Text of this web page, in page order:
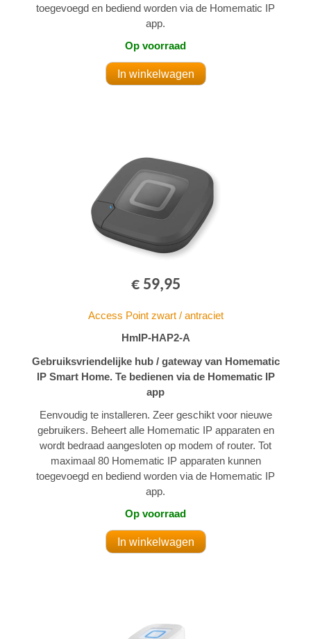
toegevoegd en bediend worden via de Homematic IP
app.
Op voorraad
€ 59,95
Access Point zwart / antraciet
HmIP-HAP2-A
Gebruiksvriendelijke hub / gateway van Homematic
IP Smart Home. Te bedienen via de Homematic IP
app
Eenvoudig te installeren. Zeer geschikt voor nieuwe
gebruikers. Beheert alle Homematic IP apparaten en
wordt bedraad aangesloten op modem of router. Tot
maximaal 80 Homematic IP apparaten kunnen
toegevoegd en bediend worden via de Homematic IP
app.
Op voorraad